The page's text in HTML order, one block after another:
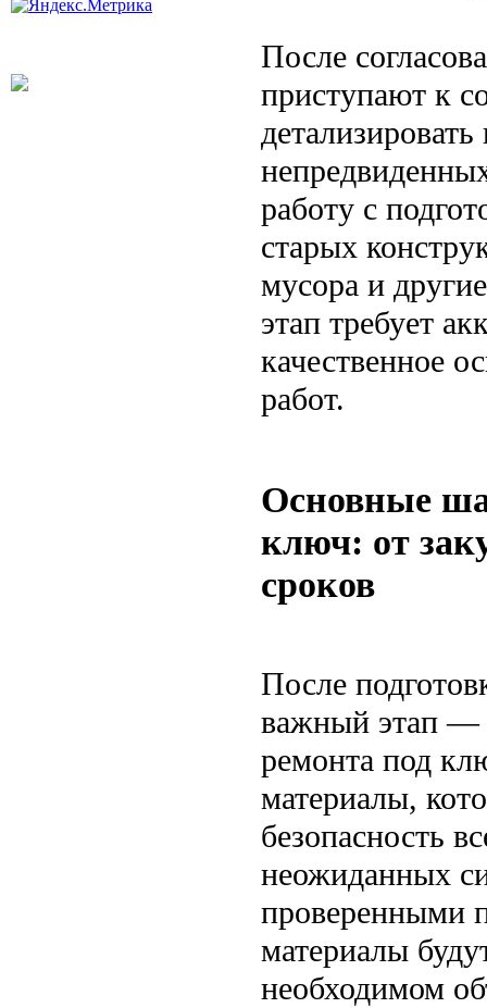
После
приступают к
работу с
старых
мусора и
этап требует
качественное
работ.
Основные
ключ: от
сроков
После
важный этап —
ремонта под
материалы,
безопасность
неожиданных
проверенными
материалы
необходимом